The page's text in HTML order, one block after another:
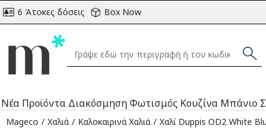
6 Άτοκες δόσεις Box Now
Νέα Προϊόντα ΔιακόσμησηΦωτισμός Κουζίνα Μπάνιο
Mageco Χαλιά Καλοκαιρινά Χαλιά Χαλί Duppis OD2 White